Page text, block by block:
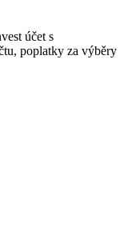
účet s
poplatky za výběry